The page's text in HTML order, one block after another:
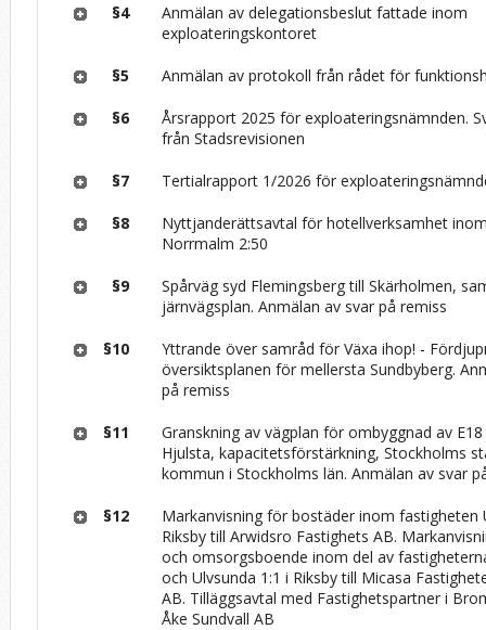
§4
Anmälan av delegationsbeslut fattade inom
exploateringskontoret
§5 Anmälan av protokoll från rådet för
§6
Årsrapport 2025 för exploateringsnämnden.
från Stadsrevisionen
§7 Tertialrapport 1/2026 för
§8
Nyttjanderättsavtal för hotellverksamhet
Norrmalm 2:50
§9
Spårväg syd Flemingsberg till Skärholmen,
järnvägsplan. Anmälan av svar på remiss
§10
Yttrande över samråd för Växa ihop! -
översiktsplanen för mellersta Sundbyberg.
på remiss
§11
Granskning av vägplan för ombyggnad av
Hjulsta, kapacitetsförstärkning, Stockholms
kommun i Stockholms län. Anmälan av svar
§12
Markanvisning för bostäder inom fastigheten
Riksby till Arwidsro Fastighets AB.
och omsorgsboende inom del av
och Ulvsunda 1:1 i Riksby till Micasa
AB. Tilläggsavtal med Fastighetspartner i
Åke Sundvall AB